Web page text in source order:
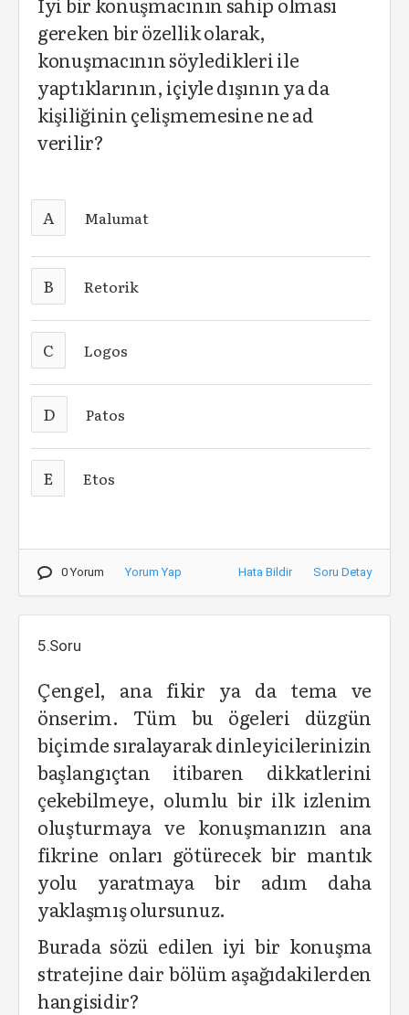
gereken bir özellik olarak,
konuşmacının söyledikleri ile
yaptıklarının, içiyle dışının ya da
kişiliğinin çelişmemesine ne ad
verilir?
A Malumat
B Retorik
C Logos
D Patos
E Etos
0 Yorum Yorum Yap Hata Bildir Soru Detay
5.Soru
Çengel, ana fikir ya da tema ve
önserim. Tüm bu ögeleri düzgün
biçimde sıralayarak dinleyicilerinizin
başlangıçtan itibaren dikkatlerini
çekebilmeye, olumlu bir ilk izlenim
oluşturmaya ve konuşmanızın ana
fikrine onları götürecek bir mantık
yolu yaratmaya bir adım daha
yaklaşmış olursunuz.
Burada sözü edilen iyi bir konuşma
stratejine dair bölüm aşağıdakilerden
hangisidir?